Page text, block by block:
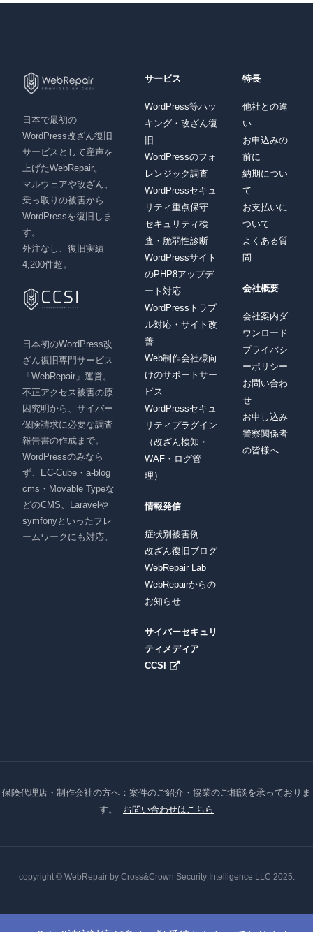
日本で最初の
WordPress改ざん復旧
サービスとして産声を
上げたWebRepair。
マルウェアや改ざん、
乗っ取りの被害から
WordPressを復旧しま
す。
外注なし、復旧実績
4,200件超。
日本初のWordPress改
ざん復旧専門サービス
「WebRepair」運営。
不正アクセス被害の原
因究明から、サイバー
保険請求に必要な調査
報告書の作成まで。
WordPressのみなら
ず、EC-Cube・a-blog
cms・Movable Typeな
どのCMS、Laravelや
symfonyといったフレ
ームワークにも対応。
サービス
WordPress等ハッ
キング・改ざん復
旧
WordPressのフォ
レンジック調査
WordPressセキュ
リティ重点保守
セキュリティ検
査・脆弱性診断
WordPressサイト
のPHP8アップデ
ート対応
WordPressトラブ
ル対応・サイト改
善
Web制作会社様向
けのサポートサー
ビス
WordPressセキュ
リティプラグイン
（改ざん検知・
WAF・ログ管
理）
情報発信
症状別被害例
改ざん復旧ブログ
WebRepair Lab
WebRepairからの
お知らせ
サイバーセキュリ
ティメディア
CCSI
特長
他社との違
い
お申込みの
前に
納期につい
て
お支払いに
ついて
よくある質
問
会社概要
会社案内ダ
ウンロード
プライバシ
ーポリシー
お問い合わ
せ
お申し込み
警察関係者
の皆様へ
保険代理店・制作会社の方へ：案件のご紹介・協業のご相談を承っておりま
す。
お問い合わせはこちら
copyright © WebRepair by Cross&Crown Security Intelligence LLC 2025.